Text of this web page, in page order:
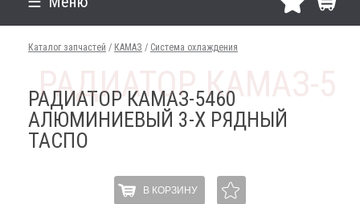
Каталог запчастей / КАМАЗ / Система охлаждения
РАДИАТОР КАМАЗ-5460
АЛЮМИНИЕВЫЙ 3-Х РЯДНЫЙ
ТАСПО
В КОРЗИНУ